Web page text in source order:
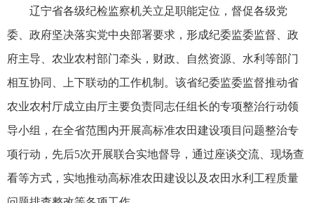
辽宁省各级纪检监察机关立足职能定位，督促各级党
委、政府坚决落实党中央部署要求，形成纪委监委监督、政
府主导、农业农村部门牵头，财政、自然资源、水利等部门
相互协同、上下联动的工作机制。该省纪委监委监督推动省
农业农村厅成立由厅主要负责同志任组长的专项整治行动领
导小组，在全省范围内开展高标准农田建设项目问题整治专
项行动，先后5次开展联合实地督导，通过座谈交流、现场查
看等方式，实地推动高标准农田建设以及农田水利工程质量